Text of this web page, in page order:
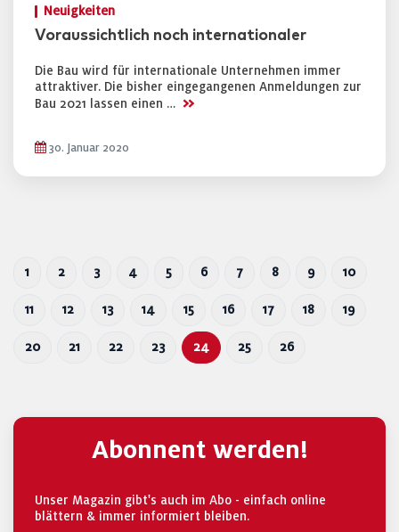
Neuigkeiten
Voraussichtlich noch internationaler
Die Bau wird für internationale Unternehmen immer
attraktiver. Die bisher eingegangenen Anmeldungen zur
Bau 2021 lassen einen … >>
30. Januar 2020
1 2 3 4 5 6 7 8 9 10
11 12 13 14 15 16 17 18 19
20 21 22 23 24 25 26
Abonnent werden!
Unser Magazin gibt's auch im Abo - einfach online
blättern & immer informiert bleiben.